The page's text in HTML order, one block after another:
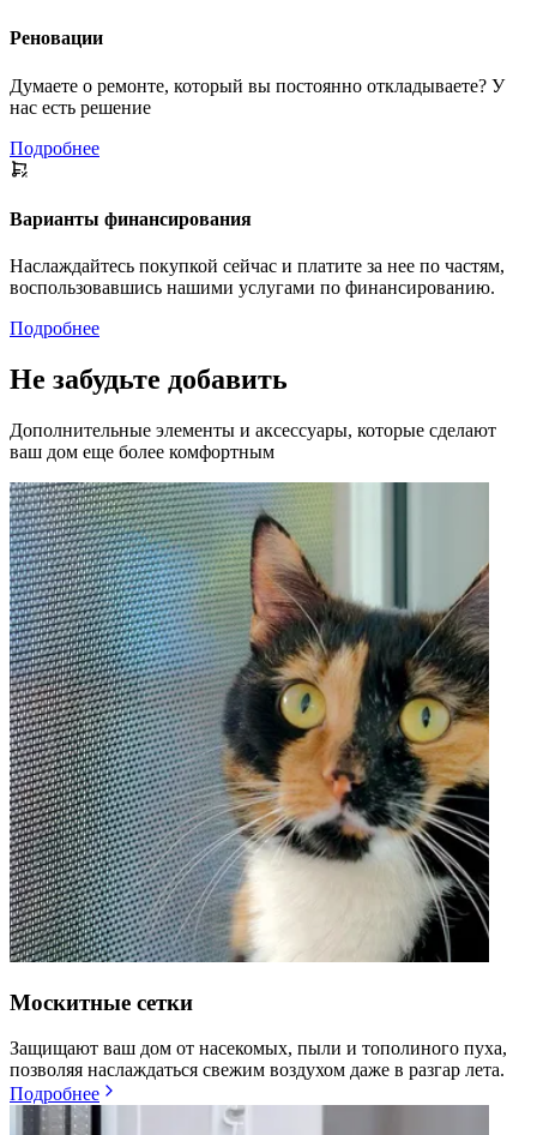
Реновации
Думаете о ремонте, который вы постоянно откладываете? У
нас есть решение
Подробнее
Варианты финансирования
Наслаждайтесь покупкой сейчас и платите за нее по частям,
воспользовавшись нашими услугами по финансированию.
Подробнее
Не забудьте добавить
Дополнительные элементы и аксессуары, которые сделают
ваш дом еще более комфортным
Москитные сетки
Защищают ваш дом от насекомых, пыли и тополиного пуха,
позволяя наслаждаться свежим воздухом даже в разгар лета.
Подробнее